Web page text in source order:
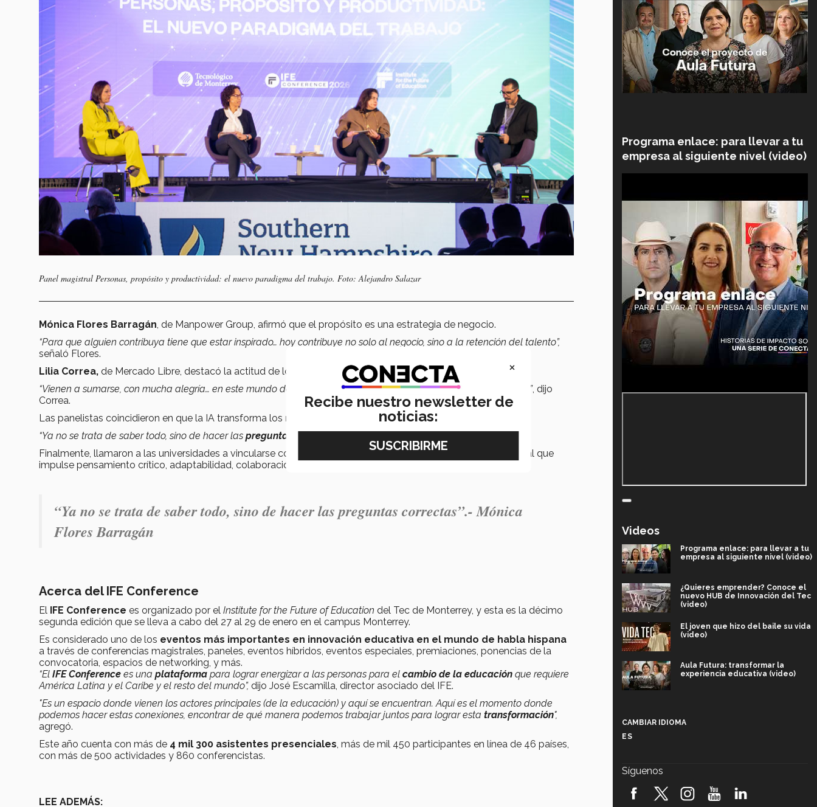
Panel magistral Personas, propósito y productividad: el nuevo paradigma del trabajo. Foto: Alejandro Salazar
Mónica Flores Barragán, de Manpower Group, afirmó que el propósito es una estrategia de negocio.
“Para que alguien contribuya tiene que estar inspirado… hoy contribuye no solo al negocio, sino a la retención del talento”,
señaló Flores.
Lilia Correa, de Mercado Libre, destacó la actitud de los jóvenes ante el trabajo.
“Vienen a sumarse, con mucha alegría… en este mundo del trabajo el hacer y aprender casi que no tiene un límite”, dijo
Correa.
Las panelistas coincidieron en que la IA transforma los roles laborales y exige aprendizaje continuo.
“Ya no se trata de saber todo, sino de hacer las preguntas correctas
Finalmente, llamaron a las universidades a vincularse con la realidad laboral y fortalecer una formación integral que
impulse pensamiento crítico, adaptabilidad, colaboración y valores humanos.
“Ya no se trata de saber todo, sino de hacer las preguntas correctas”.-Mónica
Flores Barragán
Acerca del IFE Conference
El IFE Conference es organizado por el Institute for the Future of Education del Tec de Monterrey, y esta es la décimo
segunda edición que se lleva a cabo del 27 al 29 de enero en el campus Monterrey.
Es considerado uno de los eventos más importantes en innovación educativa en el mundo de habla hispana
a través de conferencias magistrales, paneles, eventos híbridos, eventos especiales, premiaciones, ponencias de la
convocatoria, espacios de networking, y más.
“El IFE Conference es una plataforma para lograr energizar a las personas para el cambio de la educación que requiere
América Latina y el Caribe y el resto del mundo”, dijo José Escamilla, director asociado del IFE.
"Es un espacio donde vienen los actores principales (de la educación) y aquí se encuentran. Aquí es el momento donde
podemos hacer estas conexiones, encontrar de qué manera podemos trabajar juntos para lograr esta transformación",
agregó.
Este año cuenta con más de 4 mil 300 asistentes presenciales, más de mil 450 participantes en línea de 46 países,
con más de 500 actividades y 860 conferencistas.
LEE ADEMÁS:
Programa enlace: para llevar a tu
empresa al siguiente nivel (video)
Videos
Programa enlace: para llevar a tu
empresa al siguiente nivel (video)
¿Quieres emprender? Conoce el
nuevo HUB de Innovación del Tec
(video)
El joven que hizo del baile su vida
(video)
Aula Futura: transformar la
experiencia educativa (video)
robótica FIRST 2026! (video)
CAMBIAR IDIOMA
ES
Síguenos
×
Recibe nuestro newsletter de
noticias: